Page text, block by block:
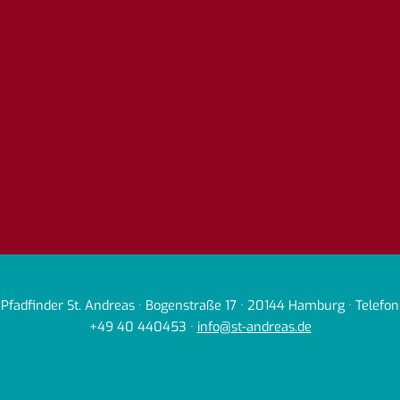
Pfadfinder St. Andreas · Bogenstraße 17 · 20144 Hamburg · Telefon
+49 40 440453 · info@st-andreas.de